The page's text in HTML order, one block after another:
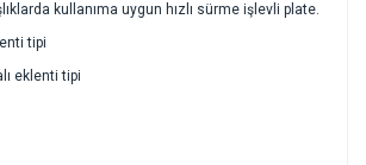
kullanıma uygun hızlı sürme işlevli plate.
tipi
eklenti tipi